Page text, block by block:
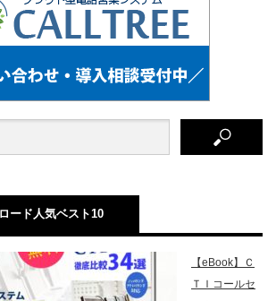
ード人気ベスト10
【eBook】Ｃ
ＴＩコールセ